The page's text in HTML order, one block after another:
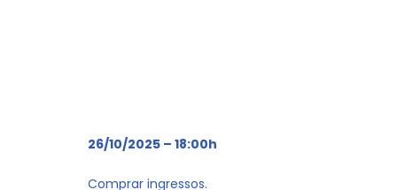
26/10/2025 – 18:00h
Comprar ingressos.